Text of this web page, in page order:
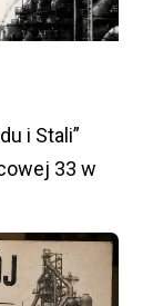
i Stali”
33 w